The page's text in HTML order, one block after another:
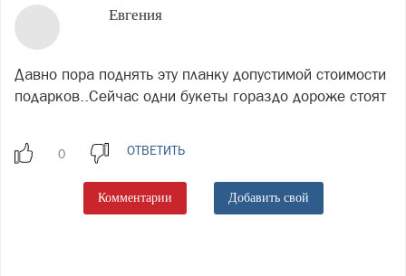
Евгения
Давно пора поднять эту планку допустимой стоимости
подарков..Сейчас одни букеты гораздо дороже стоят
ОТВЕТИТЬ
Комментарии Добавить свой